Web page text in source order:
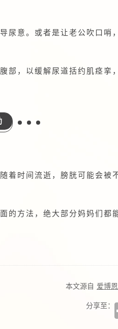
尿意。或者是让老公吹口哨
，以缓解尿道括约肌痉挛
着时间流逝，膀胱可能会被
方法，绝大部分妈妈们都
本文源自 爱博
分享至：